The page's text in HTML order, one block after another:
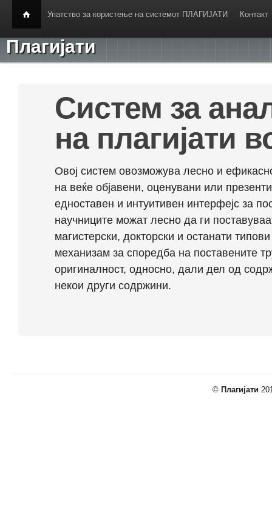
Упатство за користење на системот ПЛАГИЈАТИ Контакт
Плагијати
Систем за
на плагијати
Овој систем овозможува лесно и
на веќе објавени, оценувани или
едноставен и интуитивен интерфејс за
научниците можат лесно да ги
магистерски, докторски и останати
механизам за споредба на поставените
оригиналност, односно, дали дел од
некои други содржини.
© Плагијати